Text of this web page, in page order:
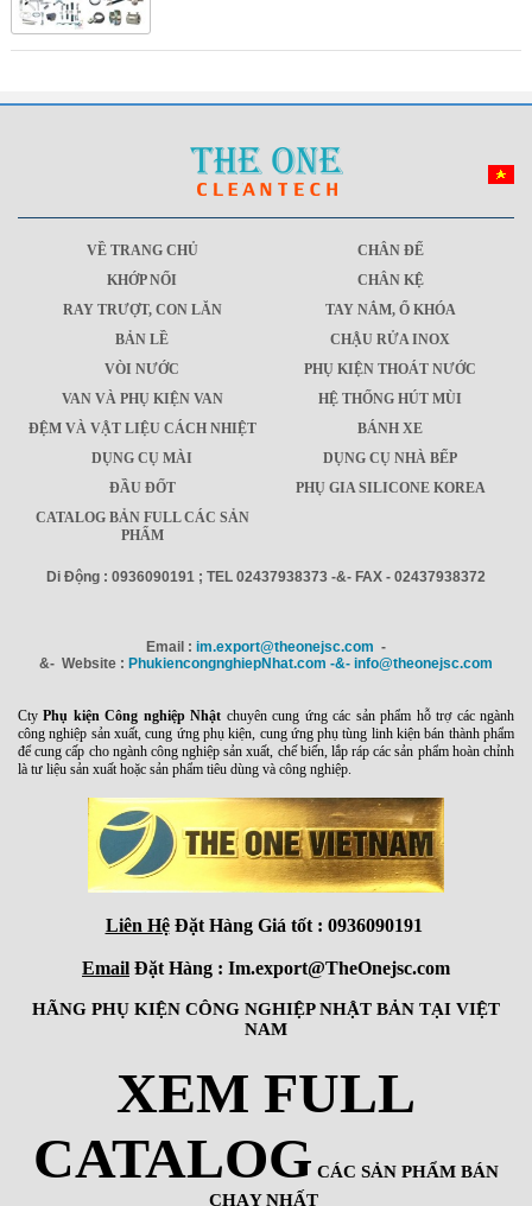
VỀ TRANG CHỦ
CHÂN ĐẾ
KHỚP NỐI
CHÂN KỆ
RAY TRƯỢT, CON LĂN
TAY NẮM, Ổ KHÓA
BẢN LỀ
CHẬU RỬA INOX
VÒI NƯỚC
PHỤ KIỆN THOÁT NƯỚC
VAN VÀ PHỤ KIỆN VAN
HỆ THỐNG HÚT MÙI
ĐỆM VÀ VẬT LIỆU CÁCH NHIỆT
BÁNH XE
DỤNG CỤ MÀI
DỤNG CỤ NHÀ BẾP
ĐẦU ĐỐT
PHỤ GIA SILICONE KOREA
CATALOG BẢN FULL CÁC SẢN
PHẨM
Di Động : 0936090191 ; TEL 02437938373 -&- FAX - 02437938372
Email : im.export@theonejsc.com -
&- Website : PhukiencongnghiepNhat.com -&- info@theonejsc.com
CtyPhụ kiện Công nghiệp Nhật chuyên cung ứng các sản phẩm hỗ trợ các ngành
công nghiệp sản xuất, cung ứng phụ kiện, cung ứng phụ tùng linh kiện bán thành phẩm
để cung cấp cho ngành công nghiệp sản xuất, chế biến, lắp ráp các sản phẩm hoàn chỉnh
là tư liệu sản xuất hoặc sản phẩm tiêu dùng và công nghiệp.
Liên HệĐặt Hàng Giá tốt : 0936090191
Email Đặt Hàng : Im.export@TheOnejsc.com
HÃNG PHỤ KIỆN CÔNG NGHIỆP NHẬT BẢN TẠI VIỆT
NAM
XEM FULL
CATALOG CÁC SẢN PHẨM BÁN
CHẠY NHẤT